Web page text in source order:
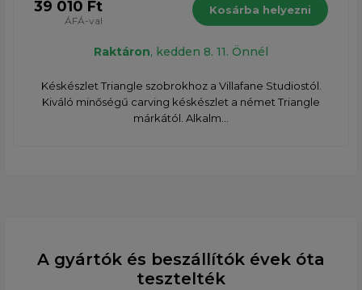
39 010 Ft
ÁFÁ-val
Kosárba helyezni
Raktáron, kedden 8. 11. Önnél
Késkészlet Triangle szobrokhoz a Villafane Studiostól.
Kiváló minőségű carving késkészlet a német Triangle
márkától. Alkalm...
A gyártók és beszállítók évek óta
tesztelték